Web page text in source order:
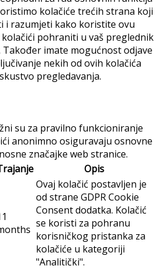
kolačiće trećih strana koji
i razumjeti kako koristite ovu
kolačići pohraniti u vaš preglednik
imate mogućnost odjave
nekih od ovih kolačića
pregledavanja.
su za pravilno funkcioniranje
anonimno osiguravaju osnovne
značajke web stranice.
Opis
Ovaj kolačić postavljen je
od strane GDPR Cookie
Consent dodatka. Kolačić
se koristi za pohranu
korisničkog pristanka za
kolačiće u kategoriji
"Analitički".